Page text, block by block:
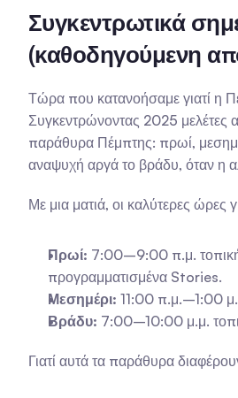
Συγκεντρωτικά
(καθοδηγούμενη
Τώρα που κατανοήσαμε γιατί η
Συγκεντρώνοντας 2025 μελέτες
παράθυρα Πέμπτης: πρωί,
αναψυχή αργά το βράδυ, όταν η
Με μια ματιά, οι καλύτερες
Πρωί: 7:00–9:00 π.μ. τοπική
προγραμματισμένα Stories.
Μεσημέρι: 11:00 π.μ.–1:00
Βράδυ: 7:00–10:00 μ.μ.
Γιατί αυτά τα παράθυρα